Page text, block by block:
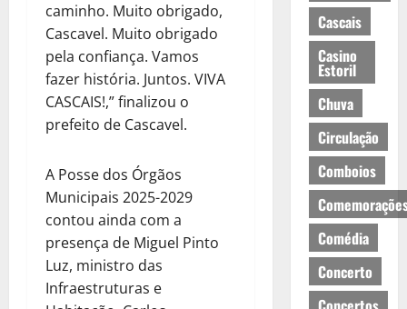
caminho. Muito obrigado,
Cascavel. Muito obrigado
pela confiança. Vamos
fazer história. Juntos. VIVA
CASCAIS!,” finalizou o
prefeito de Cascavel.
A Posse dos Órgãos
Municipais 2025-2029
contou ainda com a
presença de Miguel Pinto
Luz, ministro das
Infraestruturas e
Cascais
Casino
Estoril
Chuva
Circulação
Comboios
Comédia
Concerto